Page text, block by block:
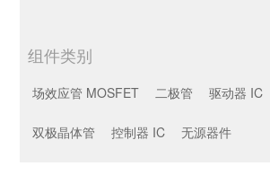
组件类别
场效应管 MOSFET 二极管 驱动器 IC
双极晶体管 控制器 IC 无源器件